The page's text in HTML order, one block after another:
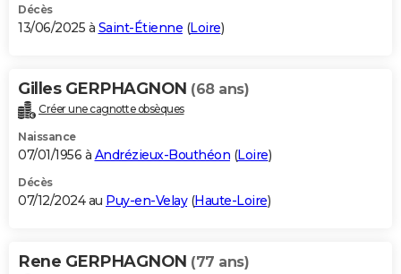
Décès
13/06/2025 à Saint-Étienne (Loire)
Gilles GERPHAGNON (68 ans)
Créer une cagnotte obsèques
Naissance
07/01/1956 à Andrézieux-Bouthéon (Loire)
Décès
07/12/2024 au Puy-en-Velay(Haute-Loire)
Rene GERPHAGNON (77 ans)